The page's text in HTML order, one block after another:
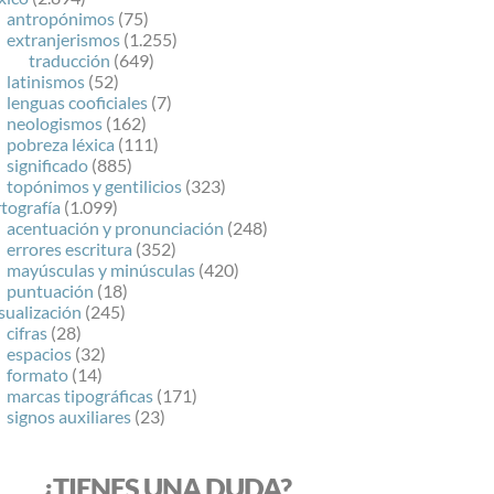
antropónimos (75)
extranjerismos (1.255)
traducción (649)
latinismos (52)
lenguas cooficiales (7)
neologismos (162)
pobreza léxica (111)
significado (885)
topónimos y gentilicios (323)
(1.099)
acentuación y pronunciación (248)
errores escritura (352)
mayúsculas y minúsculas (420)
puntuación (18)
(245)
cifras (28)
espacios (32)
formato (14)
marcas tipográficas (171)
signos auxiliares (23)
¿TIENES UNA DUDA?